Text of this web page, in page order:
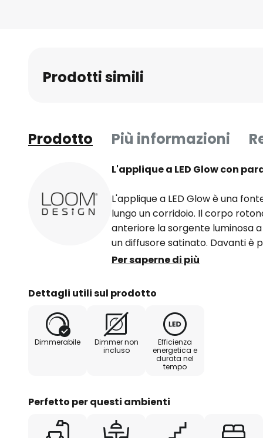
Prodotti simili
Prodotto Più informazioni
L'applique a LED Glow con
L'applique a LED Glow è una
lungo un corridoio. Il corpo
anteriore la sorgente luminosa
un diffusore satinato. Davanti è
acrilico trasparente strutturato
(CRI 90) e la dimmerabilità TRIAC.
Per saperne di più
Dettagli utili sul prodotto
Dimmerabile
Dimmer non
incluso
Efficienza
energetica e
durata nel
tempo
Perfetto per questi ambienti